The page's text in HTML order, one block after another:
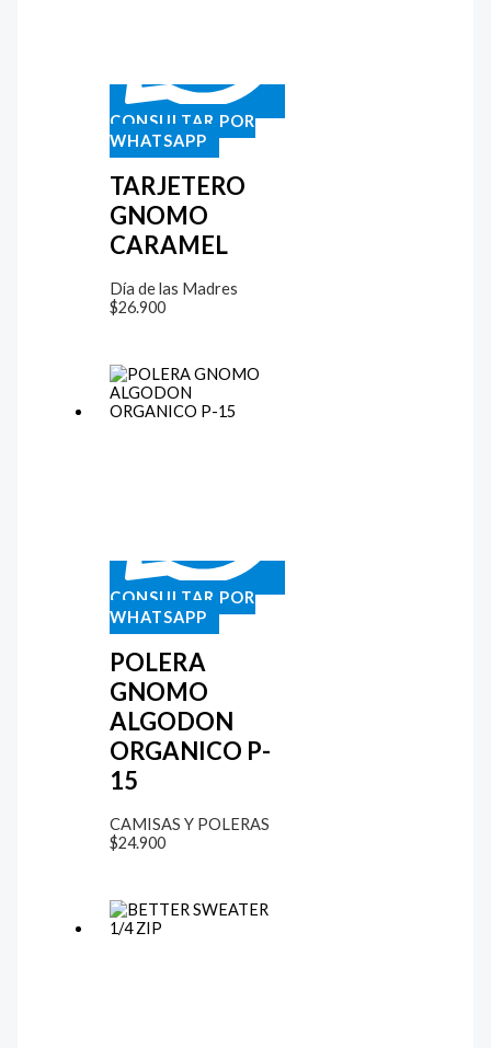
CONSULTAR POR
WHATSAPP
TARJETERO
GNOMO
CARAMEL
Día de las Madres
$26.900
CONSULTAR POR
WHATSAPP
POLERA
GNOMO
ALGODON
ORGANICO P-
15
CAMISAS Y POLERAS
$24.900